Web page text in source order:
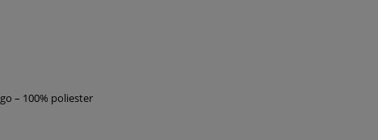
– 100% poliester